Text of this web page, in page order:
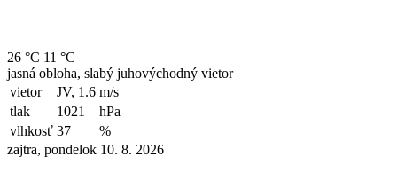
26 °C 11 °C
jasná obloha, slabý juhovýchodný vietor
vietor
JV, 1.6 m/s
tlak
1021
hPa
vlhkosť 37
%
zajtra, pondelok 10. 8. 2026